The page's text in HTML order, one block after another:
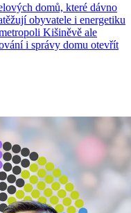
domů, které dávno
obyvatele i energetiku
Kišiněvě ale
i správy domu otevřít